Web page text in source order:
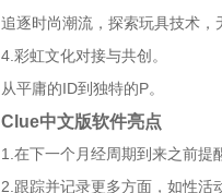
追逐时尚潮流，探索玩具技术，
4.彩虹文化对接与共创。
从平庸的ID到独特的P。
Clue中文版软件亮点
1.在下一个月经周期到来之前提
2.跟踪并记录更多方面，如性活